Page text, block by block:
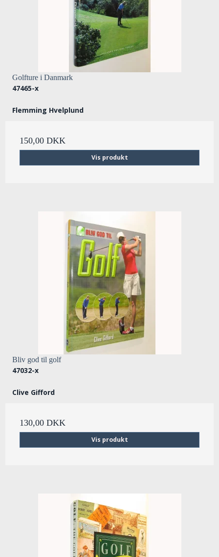
Golfture i Danmark
47465-x
Flemming Hvelplund
150,00 DKK
Vis produkt
Bliv god til golf
47032-x
Clive Gifford
130,00 DKK
Vis produkt